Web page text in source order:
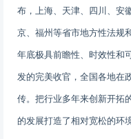
布，上海、天津、四川、安
京、福州等省市地方性法规
年底极具前瞻性、时效性和
发的完美收官，全国各地在
传。把行业多年来创新开拓
的发展打造了相对宽松的环